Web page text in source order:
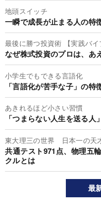
地頭スイッチ
一瞬で成長が止まる人の特
最後に勝つ投資術 【実践バイ
なぜ株式投資のプロは、あ
小学生でもできる言語化
「言語化が苦手な子」の特
あきれるほど小さい習慣
「つまらない人生を送る
東大理三の世界 日本一の天
共通テスト971点、物理五
クルとは
最